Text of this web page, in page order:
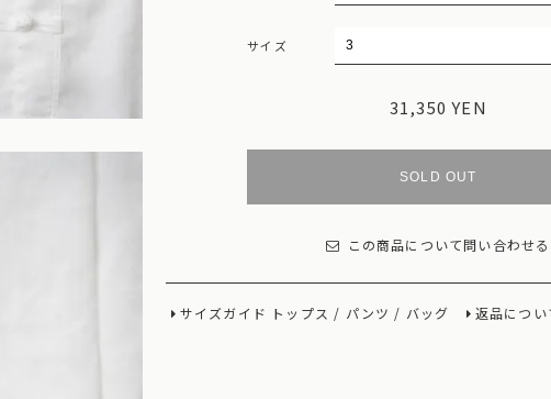
サイズ
31,350 YEN
SOLD OUT
この商品について問い合わせる
サイズガイド トップス / パンツ / バッグ 返品につい